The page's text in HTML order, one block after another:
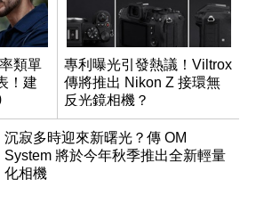
類單
！建
專利曝光引發熱議！Viltrox
傳將推出 Nikon Z 接環無
反光鏡相機？
沉寂多時迎來新曙光？傳 OM
System 將於今年秋季推出全新輕量
化相機